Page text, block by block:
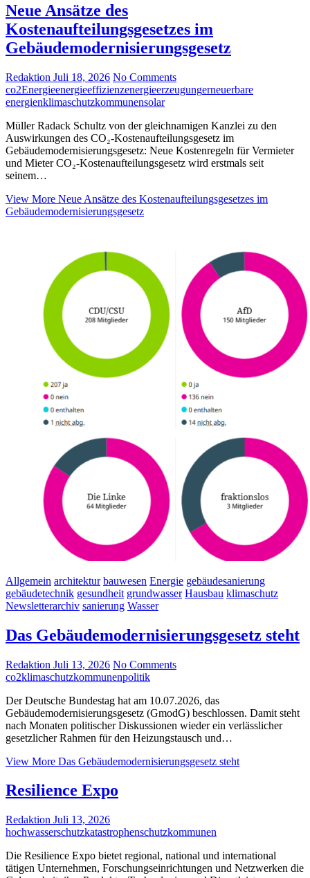
Neue Ansätze des
Kostenaufteilungsgesetzes im
Gebäudemodernisierungsgesetz
Redaktion Juli 18, 2026 No Comments
co2Energieenergieeffizienzenergieerzeugungerneuerbare
energienklimaschutzkommunensolar
Müller Radack Schultz von der gleichnamigen Kanzlei zu den
Auswirkungen des CO₂-Kostenaufteilungsgesetz im
Gebäudemodernisierungsgesetz: Neue Kostenregeln für Vermieter
und Mieter CO₂-Kostenaufteilungsgesetz wird erstmals seit
seinem…
View More Neue Ansätze des Kostenaufteilungsgesetzes im
Gebäudemodernisierungsgesetz
Allgemein architektur bauwesen Energie gebäudesanierung
gebäudetechnik gesundheit grundwasser Hausbau klimaschutz
Newsletterarchiv sanierung Wasser
Das Gebäudemodernisierungsgesetz steht
Redaktion Juli 13, 2026 No Comments
co2klimaschutzkommunenpolitik
Der Deutsche Bundestag hat am 10.07.2026, das
Gebäudemodernisierungsgesetz (GmodG) beschlossen. Damit steht
nach Monaten politischer Diskussionen wieder ein verlässlicher
gesetzlicher Rahmen für den Heizungstausch und…
View More Das Gebäudemodernisierungsgesetz steht
Resilience Expo
Redaktion Juli 13, 2026
hochwasserschutzkatastrophenschutzkommunen
Die Resilience Expo bietet regional, national und international
tätigen Unternehmen, Forschungseinrichtungen und Netzwerken die